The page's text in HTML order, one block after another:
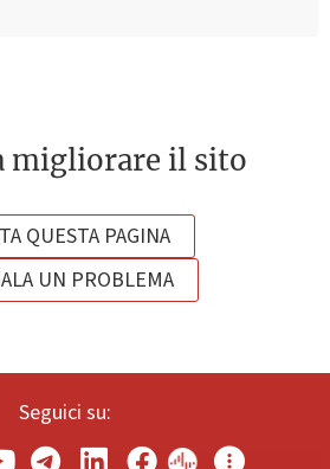
migliorare il sito
QUESTA PAGINA
UN PROBLEMA
Seguici su: